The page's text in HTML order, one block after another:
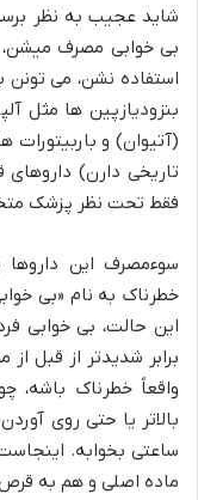
شاید عجیب به نظر
بی خوابی مصرف
استفاده نشن، می
بنزودیازپین ها مثل
(آتیوان) و
تاریخی دارن)
فقط تحت نظر پزشک
سوءمصرف این داروها
این حالت، بی خوابی
برابر شدیدتر از قبل
واقعاً خطرناک باشه،
بالاتر یا حتی روی
ساعتی بخوابه.
ماده اصلی و هم به